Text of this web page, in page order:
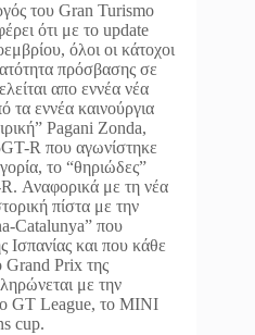
του Gran Turismo
ότι με το update
όλοι οι κάτοχοι
πρόσβασης σε
απο εννέα νέα
τα εννέα καινούργια
Pagani Zonda,
R που αγωνίστηκε
το “θηριώδες”
Αναφορικά με τη νέα
πίστα με την
Catalunya” που
Ισπανίας και που κάθε
Grand Prix της
με την
GT League, το MINI
cup.